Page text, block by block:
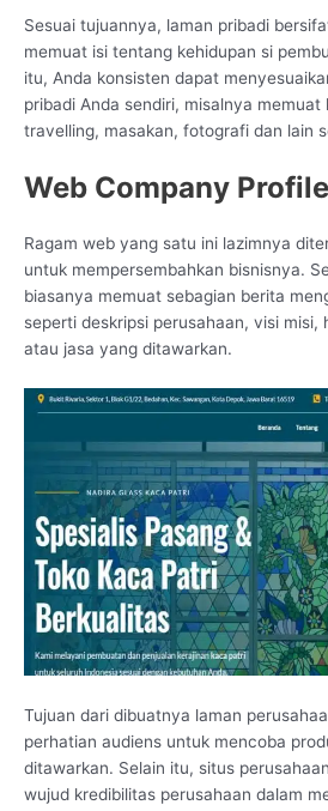
Sesuai tujuannya, laman pribadi
memuat isi tentang kehidupan si
itu, Anda konsisten dapat
pribadi Anda sendiri, misalnya memuat
travelling, masakan, fotografi dan lain
Web Company Profile
Ragam web yang satu ini lazimnya
untuk mempersembahkan bisnisnya.
biasanya memuat sebagian berita
seperti deskripsi perusahaan, visi misi,
atau jasa yang ditawarkan.
Tujuan dari dibuatnya laman
perhatian audiens untuk mencoba
ditawarkan. Selain itu, situs
wujud kredibilitas perusahaan dalam